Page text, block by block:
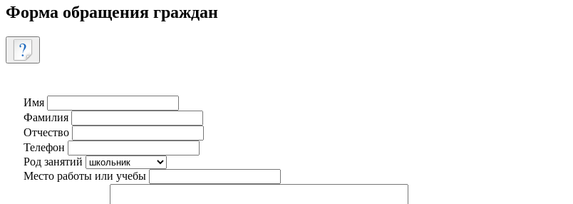
Форма обращения граждан
Имя
Фамилия
Отчество
Телефон
Род занятий
Место работы или учебы